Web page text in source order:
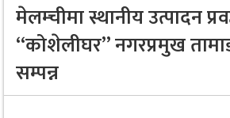
मेलम्चीमा स्थानीय उत्पादन
“कोशेलीघर” नगरप्रमुख
सम्पन्न